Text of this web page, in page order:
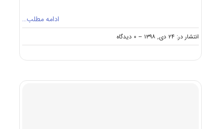
ادامه مطلب…
انتشار در: ۲۴ دی, ۱۳۹۸ -- ۰ دیدگاه
on
کارنامه
آزمون